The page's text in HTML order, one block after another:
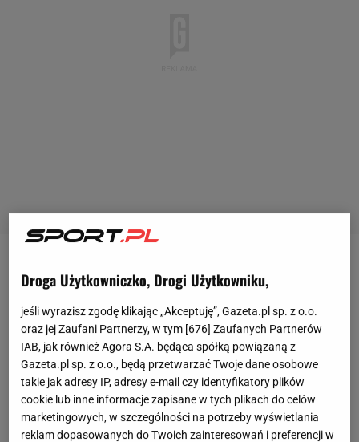
zanotowała trzecie zwycięstwo w fazie ligowej Ligi
Konferencji. Tym razempiłkarze Goncalo Feio rozbili
Dynamo Mińsk po dubletach Marca Guala oraz
Luqinhasa. Triumf mógł być dużo wyższy, natomiast
w drugiej połowie nieco zwolnili oni tempo. Jak się
okazało, nie wszyscy zawodnicy byli jednak
zadowoleni po tymmeczu.
Droga Użytkowniczko, Drogi Użytkowniku,
jeśli wyrazisz zgodę klikając „Akceptuję”, Gazeta.pl sp. z o.o.
oraz jej Zaufani Partnerzy, w tym [676] Zaufanych Partnerów
IAB, jak również Agora S.A. będąca spółką powiązaną z
Gazeta.pl sp. z o.o., będą przetwarzać Twoje dane osobowe
takie jak adresy IP, adresy e-mail czy identyfikatory plików
cookie lub inne informacje zapisane w tych plikach do celów
marketingowych, w szczególności na potrzeby wyświetlania
reklam dopasowanych do Twoich zainteresowań i preferencji w